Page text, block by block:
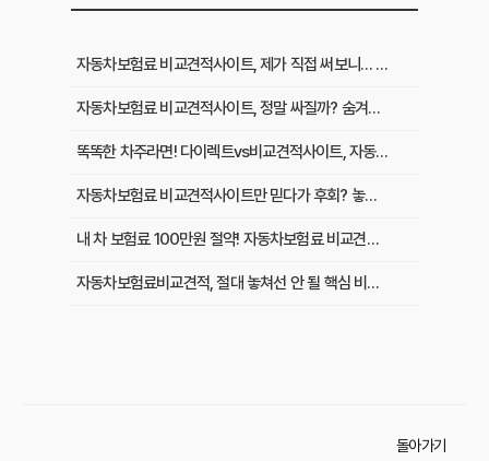
자동차보험료 비교견적사이트, 제가 직접 써보니… 갱신 전 꼭 알아야 할 것들
자동차보험료 비교견적사이트, 정말 싸질까? 숨겨진 혜택과 단점 완벽 해부
똑똑한 차주라면! 다이렉트vs비교견적사이트, 자동차보험료 할인율 전격 비교
자동차보험료 비교견적사이트만 믿다가 후회? 놓치기 쉬운 ‘이것’ 확인하세요!
내 차 보험료 100만원 절약! 자동차보험료 비교견적사이트 활용 꿀팁 5가지
자동차보험료비교견적, 절대 놓쳐선 안 될 핵심 비교 항목 5가지
돌아가기